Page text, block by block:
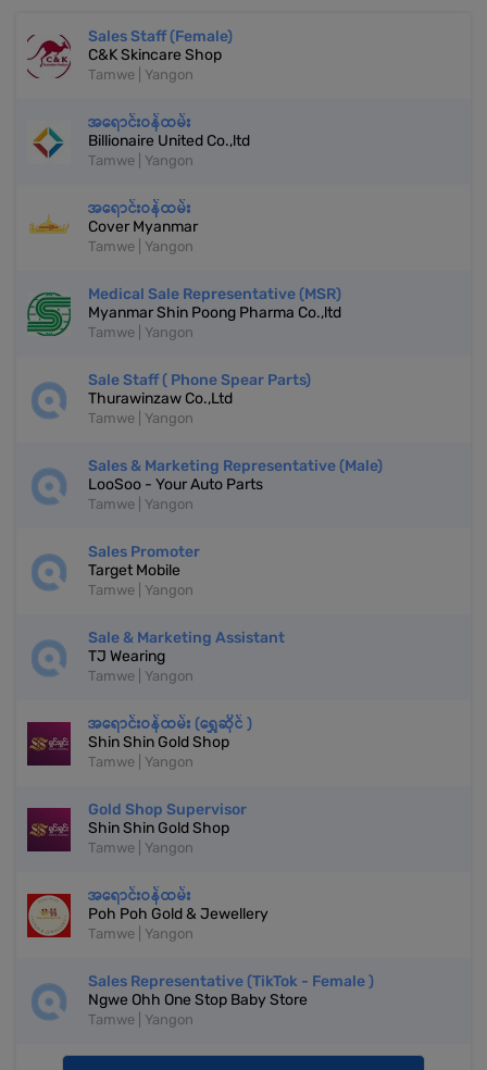
Sales Staff (Female)
C&K Skincare Shop
Tamwe | Yangon
အရောင်းဝန်ထမ်း
Billionaire United Co.,ltd
Tamwe | Yangon
အရောင်းဝန်ထမ်း
Cover Myanmar
Tamwe | Yangon
Medical Sale Representative (MSR)
Myanmar Shin Poong Pharma Co.,ltd
Tamwe | Yangon
Sale Staff ( Phone Spear Parts)
Thurawinzaw Co.,Ltd
Tamwe | Yangon
Sales & Marketing Representative (Male)
LooSoo - Your Auto Parts
Tamwe | Yangon
Sales Promoter
Target Mobile
Tamwe | Yangon
Sale & Marketing Assistant
TJ Wearing
Tamwe | Yangon
အရောင်းဝန်ထမ်း (ရွှေဆိုင် )
Shin Shin Gold Shop
Tamwe | Yangon
Gold Shop Supervisor
Shin Shin Gold Shop
Tamwe | Yangon
အရောင်းဝန်ထမ်း
Poh Poh Gold & Jewellery
Tamwe | Yangon
Sales Representative (TikTok - Female )
Ngwe Ohh One Stop Baby Store
Tamwe | Yangon